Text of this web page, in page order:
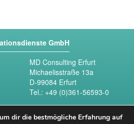
GmbH
MD Consulting Erfurt
Michaelisstraße 13a
D-99084 Erfurt
Tel.: +49 (0)361-56593-0
dir die bestmögliche Erfahrung auf